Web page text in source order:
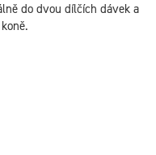
do dvou dílčích dávek a